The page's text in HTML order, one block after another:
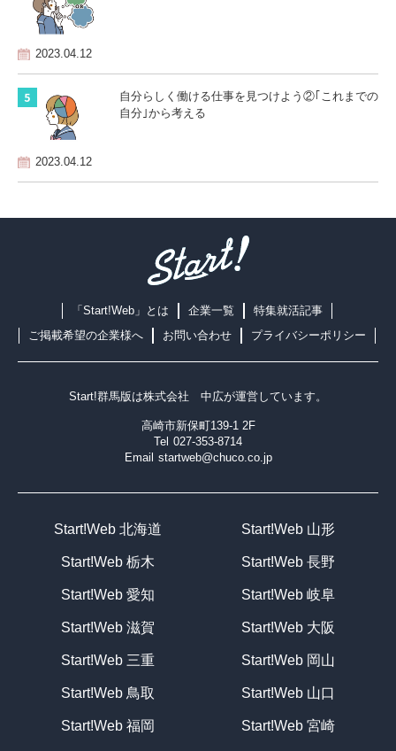
2023.04.12
自分らしく働ける仕事を見つけよう②｢これまでの
自分｣から考える
2023.04.12
「Start!Web」とは 企業一覧
特集就活記事
ご掲載希望の企業様へ
お問い合わせ プライバシーポリシー
Start!群馬版は株式会社 中広が運営しています。
高崎市新保町139-1 2F
Tel 027-353-8714
Email startweb@chuco.co.jp
Start!Web 北海道 Start!Web 山形
Start!Web 栃木 Start!Web 長野
Start!Web 愛知 Start!Web 岐阜
Start!Web 滋賀 Start!Web 大阪
Start!Web 三重 Start!Web 岡山
Start!Web 鳥取 Start!Web 山口
Start!Web 福岡 Start!Web 宮崎